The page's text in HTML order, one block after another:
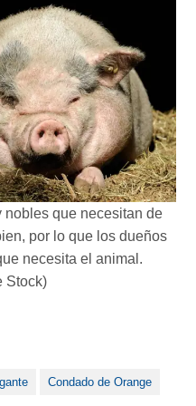
nobles que necesitan de
por lo que los dueños
necesita el animal.
Stock)
Condado de Orange